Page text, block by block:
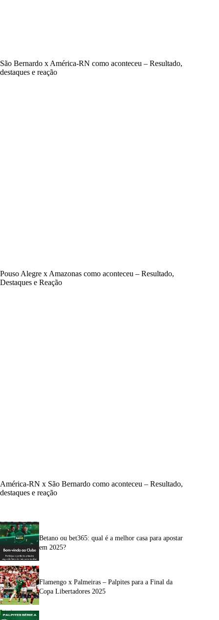
São Bernardo x América-RN como aconteceu – Resultado,
destaques e reação
Pouso Alegre x Amazonas como aconteceu – Resultado,
Destaques e Reação
América-RN x São Bernardo como aconteceu – Resultado,
destaques e reação
Betano ou bet365: qual é a melhor casa para apostar
em 2025?
Flamengo x Palmeiras – Palpites para a Final da
Copa Libertadores 2025